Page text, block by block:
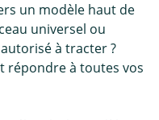
un modèle haut de
universel ou
à tracter ?
répondre à toutes vos